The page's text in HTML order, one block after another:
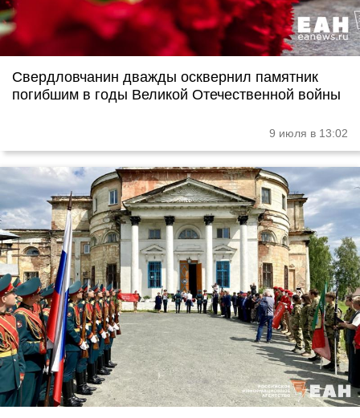
Свердловчанин дважды осквернил памятник
погибшим в годы Великой Отечественной войны
9 июля в 13:02